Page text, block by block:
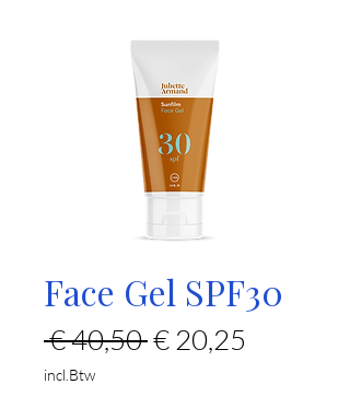
Face Gel SPF30
€ 40,50 Normale
€ 20,25
incl.Btw